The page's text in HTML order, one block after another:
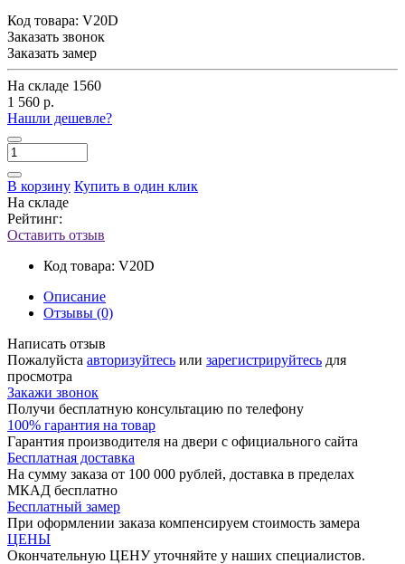
Код товара: V20D
Заказать звонок
Заказать замер
На складе 1560
1 560 р.
Нашли дешевле?
В корзину Купить в один клик
На складе
Рейтинг:
Оставить отзыв
Код товара: V20D
Описание
Отзывы (0)
Написать отзыв
Пожалуйста авторизуйтесь или зарегистрируйтесь для
просмотра
Закажи звонок
Получи бесплатную консультацию по телефону
100% гарантия на товар
Гарантия производителя на двери с официального сайта
Бесплатная доставка
На сумму заказа от 100 000 рублей, доставка в пределах
МКАД бесплатно
Бесплатный замер
При оформлении заказа компенсируем стоимость замера
ЦЕНЫ
Окончательную ЦЕНУ уточняйте у наших специалистов.